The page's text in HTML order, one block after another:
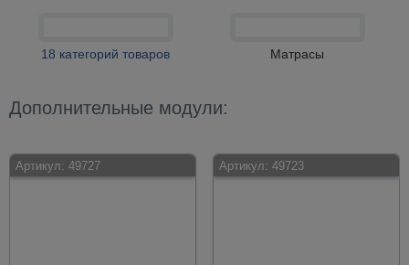
18 категорий товаров Матрасы
Дополнительные модули:
Артикул: 49727 Артикул: 49723